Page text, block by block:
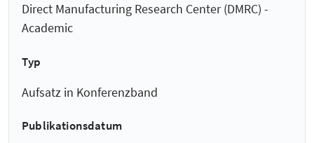
Direct Manufacturing Research Center (DMRC) -
Academic
Typ
Aufsatz in Konferenzband
Publikationsdatum